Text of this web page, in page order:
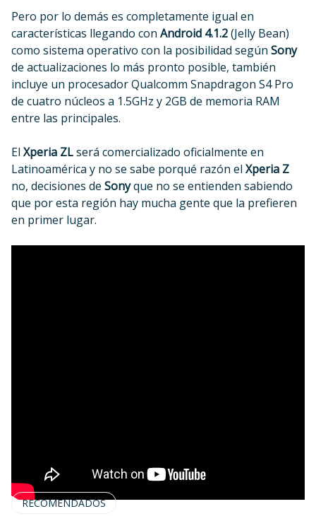
Pero por lo demás es completamente igual en
características llegando con Android 4.1.2(Jelly Bean)
como sistema operativo con la posibilidad según Sony
de actualizaciones lo más pronto posible, también
incluye un procesador Qualcomm Snapdragon S4 Pro
de cuatro núcleos a 1.5GHz y 2GB de memoria RAM
entre las principales.
El Xperia ZLserá comercializado oficialmente en
Latinoamérica y no se sabe porqué razón el Xperia Z
no, decisiones de Sonyque no se entienden sabiendo
que por esta región hay mucha gente que la prefieren
en primer lugar.
RECOMENDADOS